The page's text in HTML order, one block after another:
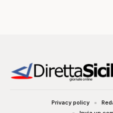
Privacy policy